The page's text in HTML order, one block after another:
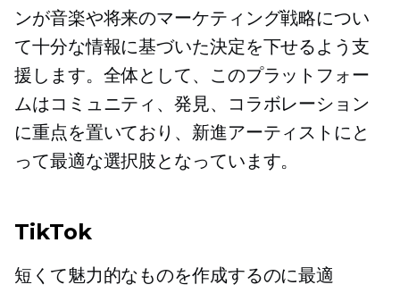
ンが音楽や将来のマーケティング戦略につい
て十分な情報に基づいた決定を下せるよう支
援します。全体として、このプラットフォー
ムはコミュニティ、発見、コラボレーション
に重点を置いており、新進アーティストにと
って最適な選択肢となっています。
TikTok
短くて魅力的なものを作成するのに最適